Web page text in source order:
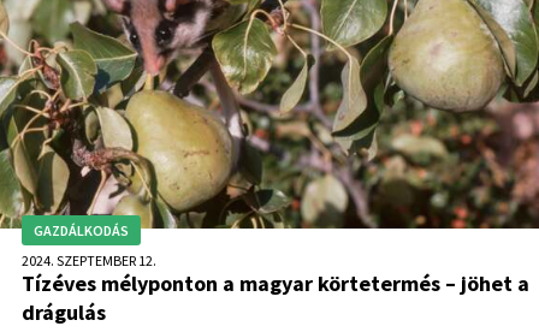
GAZDÁLKODÁS
2024. SZEPTEMBER 12.
Tízéves mélyponton a magyar körtetermés – jöhet a
drágulás